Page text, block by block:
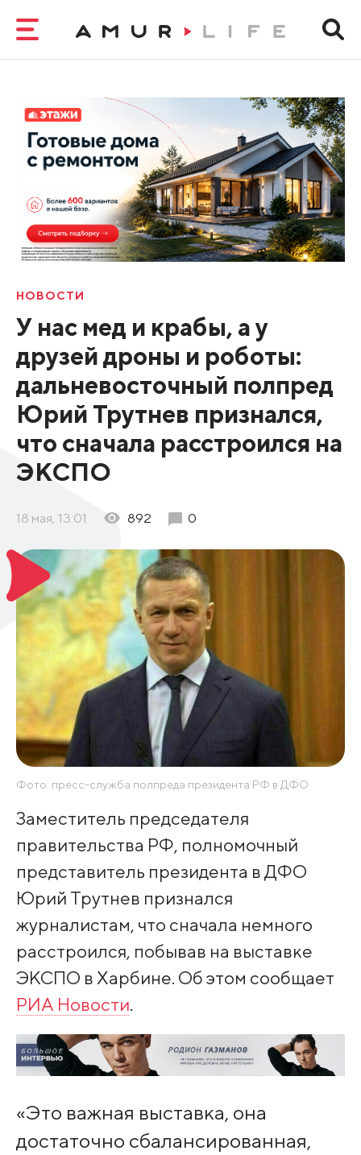
НОВОСТИ
У нас мед и крабы, а у
друзей дроны и роботы:
дальневосточный полпред
Юрий Трутнев признался,
что сначала расстроился на
ЭКСПО
18 мая, 13:01 892 0
Фото: пресс-служба полпреда президента РФ в ДФО
Заместитель председателя
правительства РФ, полномочный
представитель президента в ДФО
Юрий Трутнев признался
журналистам, что сначала немного
расстроился, побывав на выставке
ЭКСПО в Харбине. Об этом сообщает
РИА Новости.
«Это важная выставка, она
достаточно сбалансированная,